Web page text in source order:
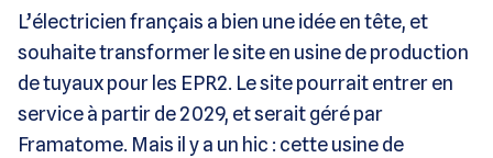
L’électricien français a bien une idée en tête, et
souhaite transformer le site en usine de production
de tuyaux pour les EPR2. Le site pourrait entrer en
service à partir de 2029, et serait géré par
Framatome. Mais il y a un hic : cette usine de